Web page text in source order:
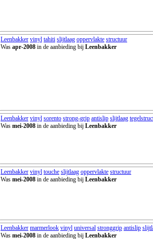
Leenbakker vinyl tahiti slijtlaag oppervlakte structuur
Was apr-2008 in de aanbieding bij Leenbakker
Leenbakker vinyl sorento strong-grip antislip slijtlaag
Was mei-2008 in de aanbieding bij Leenbakker
Leenbakker vinyl touche slijtlaag oppervlakte structuur
Was mei-2008 in de aanbieding bij Leenbakker
Leenbakker marmerlook vinyl universal stronggrip antislip
Was mei-2008 in de aanbieding bij Leenbakker